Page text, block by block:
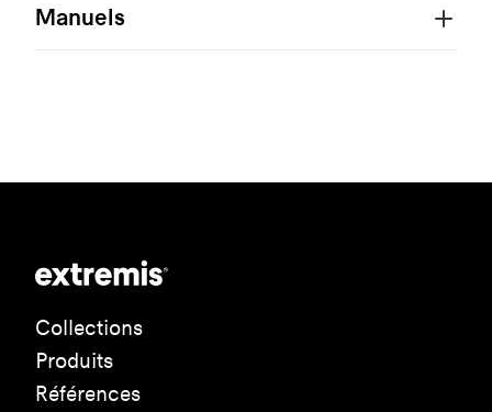
Manuels
Collections
Produits
Références